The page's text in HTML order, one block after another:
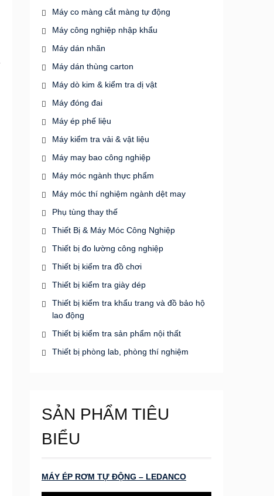
Máy co màng cắt màng tự động
Máy công nghiệp nhập khẩu
Máy dán nhãn
Máy dán thùng carton
Máy dò kim & kiểm tra dị vật
Máy đóng đai
Máy ép phế liệu
Máy kiểm tra vải & vật liệu
Máy may bao công nghiệp
Máy móc ngành thực phẩm
Máy móc thí nghiệm ngành dệt may
Phụ tùng thay thế
Thiết Bị & Máy Móc Công Nghiệp
Thiết bị đo lường công nghiệp
Thiết bị kiểm tra đồ chơi
Thiết bị kiểm tra giày dép
Thiết bị kiểm tra khẩu trang và đồ bảo hộ
lao động
Thiết bị kiểm tra sản phẩm nội thất
Thiết bị phòng lab, phòng thí nghiệm
SẢN PHẨM TIÊU
BIỂU
MÁY ÉP RƠM TỰ ĐỘNG – LEDANCO